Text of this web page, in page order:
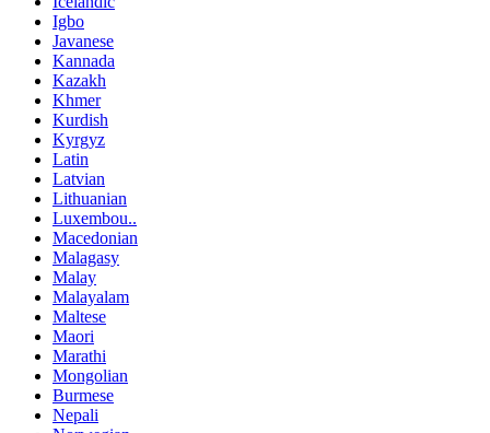
Igbo
Javanese
Kannada
Kazakh
Khmer
Kurdish
Kyrgyz
Latin
Latvian
Lithuanian
Luxembou..
Macedonian
Malagasy
Malay
Malayalam
Maltese
Maori
Marathi
Mongolian
Burmese
Nepali